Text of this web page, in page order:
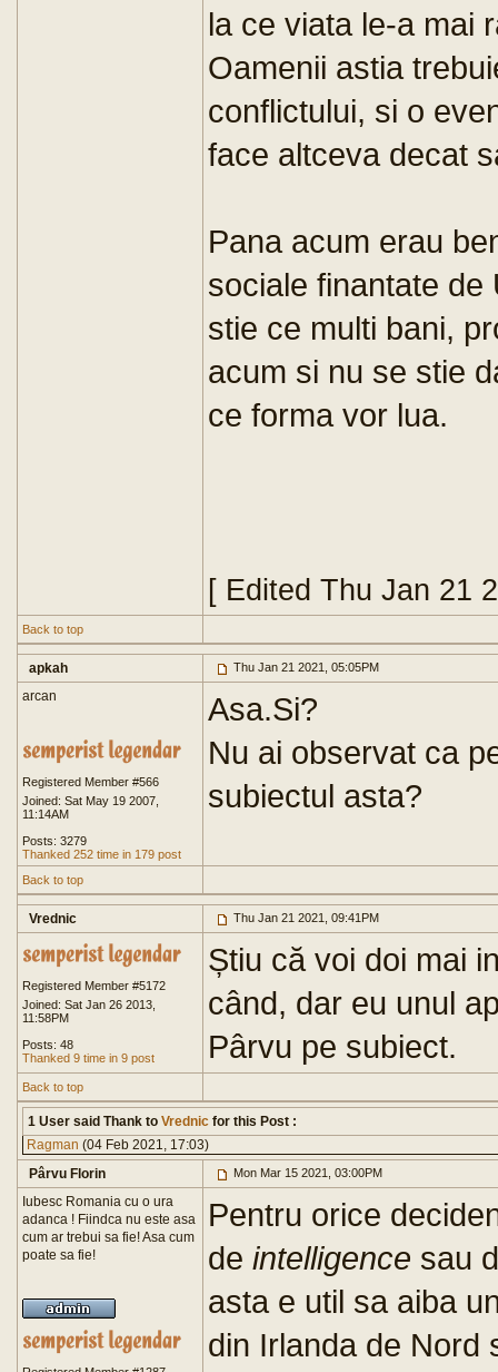
la ce viata le-a mai
Oamenii astia
conflictului, si o
face altceva decat
Pana acum erau
sociale finantate de
stie ce multi bani,
acum si nu se stie
ce forma vor lua.
[ Edited Thu Jan 21
Back to top
apkah Thu Jan 21 2021, 05:05PM
arcan
Registered Member #566
Joined: Sat May 19 2007,
11:14AM
Posts: 3279
Thanked 252 time in 179 post
Asa.Si?
Nu ai observat ca
subiectul asta?
Back to top
Vrednic Thu Jan 21 2021, 09:41PM
Registered Member #5172
Joined: Sat Jan 26 2013,
11:58PM
Posts: 48
Thanked 9 time in 9 post
Știu că voi doi mai
când, dar eu unul
Pârvu pe subiect.
Back to top
1 User said Thank to Vrednic for this Post :
Ragman (04 Feb 2021, 17:03)
Pârvu Florin
Mon Mar 15 2021, 03:00PM
Iubesc Romania cu o ura
adanca ! Fiindca nu este asa
cum ar trebui sa fie! Asa cum
poate sa fie!
Pentru orice
de intelligence sau
asta e util sa aiba
din Irlanda de Nord